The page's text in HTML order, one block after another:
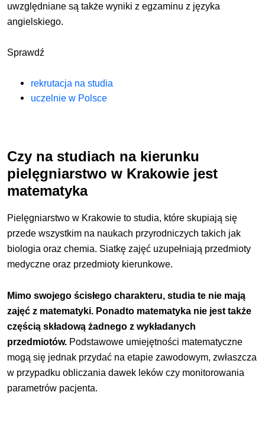
uwzględniane są także wyniki z egzaminu z języka
angielskiego.
Sprawdź
rekrutacja na studia
uczelnie w Polsce
Czy na studiach na kierunku
pielęgniarstwo w Krakowie jest
matematyka
Pielęgniarstwo w Krakowie to studia, które skupiają się
przede wszystkim na naukach przyrodniczych takich jak
biologia oraz chemia. Siatkę zajęć uzupełniają przedmioty
medyczne oraz przedmioty kierunkowe.
Mimo swojego ścisłego charakteru, studia te nie mają
zajęć z matematyki. Ponadto matematyka nie jest także
częścią składową żadnego z wykładanych
przedmiotów. Podstawowe umiejętności matematyczne
mogą się jednak przydać na etapie zawodowym, zwłaszcza
w przypadku obliczania dawek leków czy monitorowania
parametrów pacjenta.